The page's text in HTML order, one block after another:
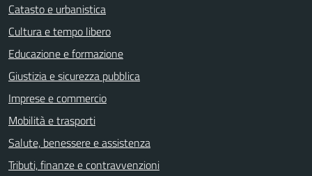
Catasto e urbanistica
Cultura e tempo libero
Educazione e formazione
Giustizia e sicurezza pubblica
Imprese e commercio
Mobilità e trasporti
Salute, benessere e assistenza
Tributi, finanze e contravvenzioni